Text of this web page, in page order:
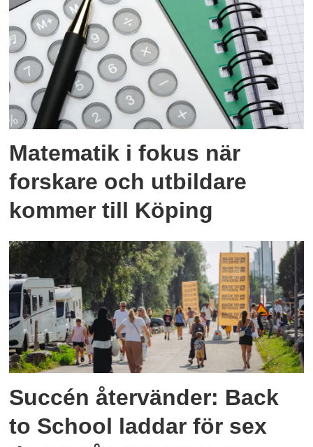
Matematik i fokus när
forskare och utbildare
kommer till Köping
Succén återvänder: Back
to School laddar för sex